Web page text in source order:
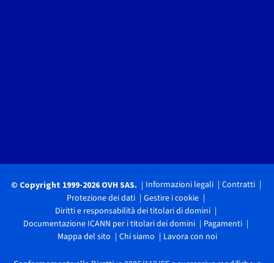
© Copyright 1999-2026 OVH SAS. Informazioni legali
Contratti
Protezione dei dati
Gestire i cookie
Diritti e responsabilità dei titolari di domini
Documentazione ICANN per i titolari dei domini
Pagamenti
Mappa del sito
Chi siamo Lavora con noi